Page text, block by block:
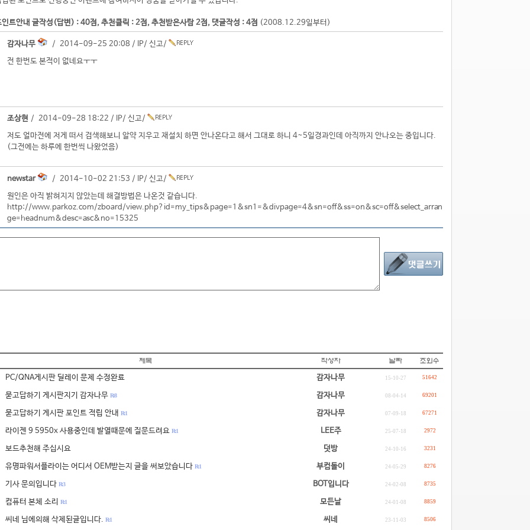
인트안내 글작성(답변) : 40점, 추천클릭 : 2점, 추천받은사람 2점, 댓글작성 : 4점 (2008.12.29일부터)
감자나무 / 2014-09-25 20:08 / IP/ 신고/
전 한번도 본적이 없네요ㅜㅜ
조상현 / 2014-09-28 18:22 / IP/ 신고/
저도 얼마전에 저게 떠서 검색해보니 알약 지우고 재설치 하면 안나온다고 해서 그대로 하니 4~5일경과인데 아직까지 안나오는 중입니다.
(그전에는 하루에 한번씩 나왔었음)
newstar / 2014-10-02 21:53 / IP/ 신고/
원인은 아직 밝혀지지 않았는데 해결방법은 나온것 같습니다.
http://www.parkoz.com/zboard/view.php?id=my_tips&page=1&sn1=&divpage=4&sn=off&ss=on&sc=off&select_arran
ge=headnum&desc=asc&no=15325
PC/QNA게시판 딜레이 문제 수정완료 감자나무 15-10-27 51642
묻고답하기 게시판지기 감자나무 R: 8 감자나무 08-04-14 69201
묻고답하기 게시판 포인트 적립 안내 R: 1 감자나무 07-09-18 67271
라이젠 9 5950x 사용중인데 발열때문에 질문드려요 R: 1 LEE주 25-07-18 2972
보드추천해 주십시요 덧방 24-10-16 3231
유명파워서플라이는 어디서 OEM받는지 글을 써보았습니다 R: 1 부컴돌이 24-05-29 8276
기사 문의입니다 R: 3 BOT입니다 24-02-08 8735
컴퓨터 본체 소리 R: 1 모든날 24-01-08 8859
씨네 님에의해 삭제된글입니다. R: 1 씨네 23-11-03 8506